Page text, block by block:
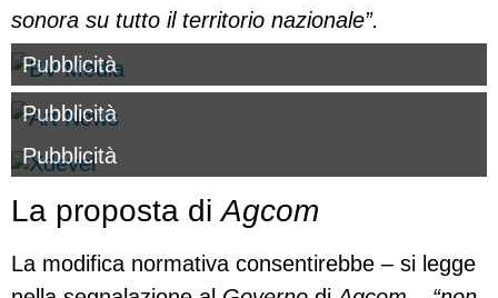
sonora su tutto il territorio nazionale”.
Pubblicità
Pubblicità
Pubblicità
La proposta diAgcom
La modifica normativa consentirebbe – si legge